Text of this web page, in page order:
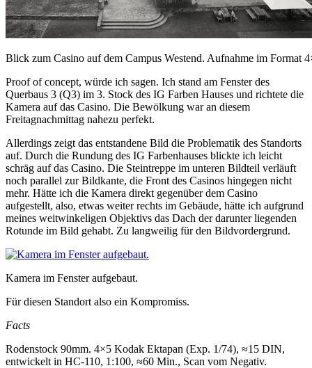
Blick zum Casino auf dem Campus Westend. Aufnahme im Format
Proof of concept, würde ich sagen. Ich stand am Fenster des
Querbaus 3 (Q3) im 3. Stock des IG Farben Hauses und richtete die
Kamera auf das Casino. Die Bewölkung war an diesem
Freitagnachmittag nahezu perfekt.
Allerdings zeigt das entstandene Bild die Problematik des Standorts
auf. Durch die Rundung des IG Farbenhauses blickte ich leicht
schräg auf das Casino. Die Steintreppe im unteren Bildteil verläuft
noch parallel zur Bildkante, die Front des Casinos hingegen nicht
mehr. Hätte ich die Kamera direkt gegenüber dem Casino
aufgestellt, also, etwas weiter rechts im Gebäude, hätte ich aufgrund
meines weitwinkeligen Objektivs das Dach der darunter liegenden
Rotunde im Bild gehabt. Zu langweilig für den Bildvordergrund.
Kamera im Fenster aufgebaut.
Für diesen Standort also ein Kompromiss.
Facts
Rodenstock 90mm. 4×5 Kodak Ektapan (Exp. 1/74), ≈15 DIN,
entwickelt in HC-110, 1:100, ≈60 Min., Scan vom Negativ.